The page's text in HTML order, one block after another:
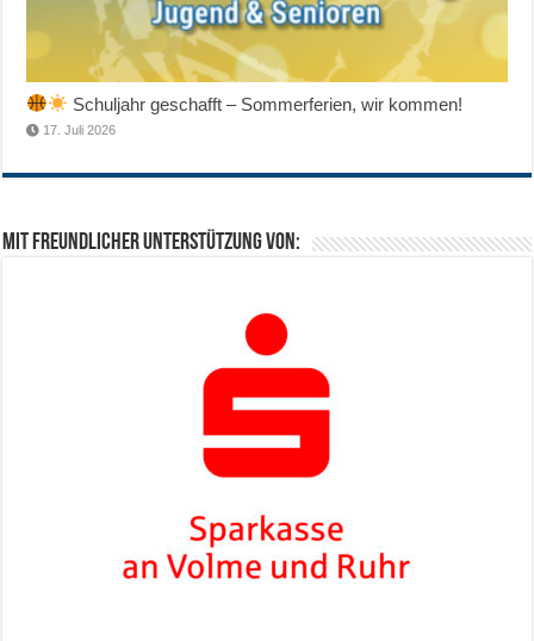
Schuljahr geschafft – Sommerferien, wir kommen!
17. Juli 2026
Mit freundlicher Unterstützung von: